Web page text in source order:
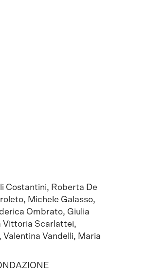
Costantini, Roberta De
Michele Galasso,
Ombrato, Giulia
Vittoria Scarlattei,
Vandelli, Maria